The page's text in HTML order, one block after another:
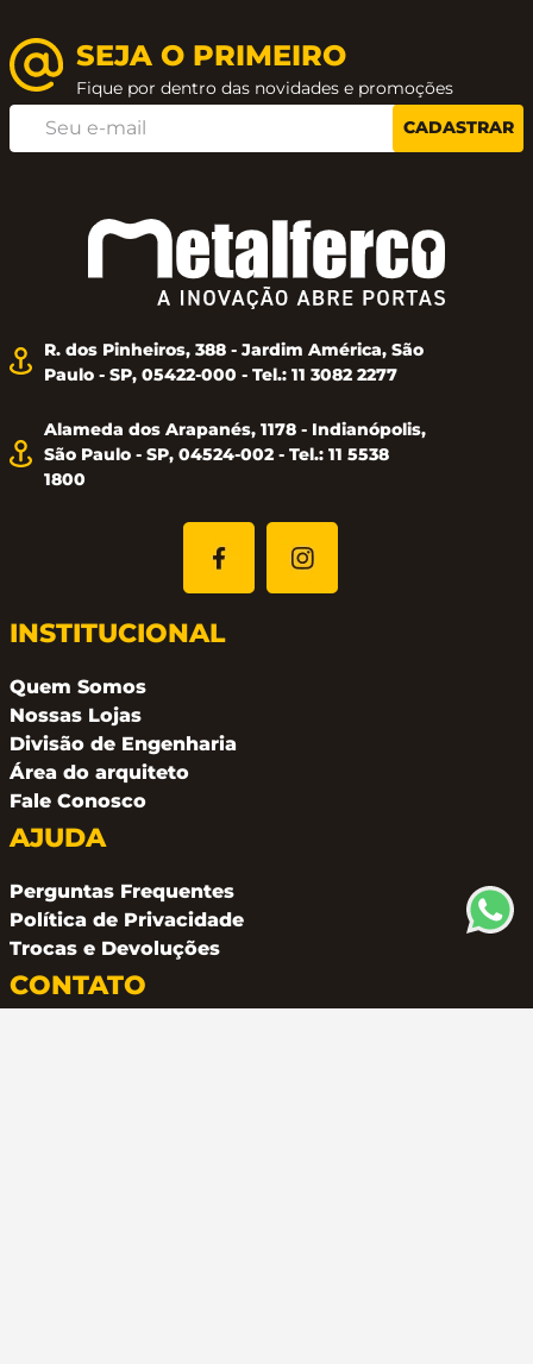
SEJA O PRIMEIRO
Fique por dentro das novidades e promoções
CADASTRAR
R. dos Pinheiros, 388 - Jardim América, São
Paulo - SP, 05422-000 - Tel.: 11 3082 2277
Alameda dos Arapanés, 1178 - Indianópolis,
São Paulo - SP, 04524-002 - Tel.: 11 5538
1800
INSTITUCIONAL
Quem Somos
Nossas Lojas
Divisão de Engenharia
Área do arquiteto
Fale Conosco
AJUDA
Perguntas Frequentes
Política de Privacidade
Trocas e Devoluções
CONTATO